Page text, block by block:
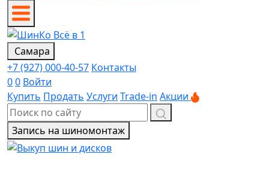
Самара
+7 (927) 000-40-57 Контакты
00 Войти
Купить Продать Услуги Trade-in Акции
Запись на шиномонтаж